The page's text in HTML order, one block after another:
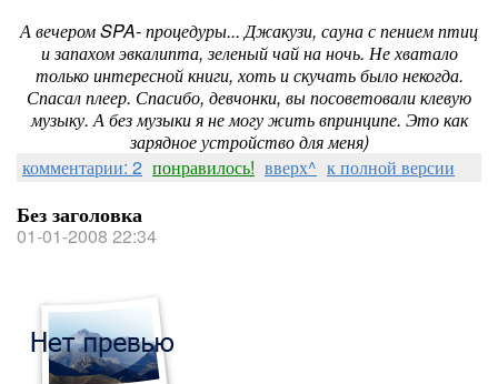
А вечером SPA- процедуры... Джакузи, сауна с пением птиц
и запахом эвкалипта, зеленый чай на ночь. Не хватало
только интересной книги, хоть и скучать было некогда.
Спасал плеер. Спасибо, девчонки, вы посоветовали клевую
музыку. А без музыки я не могу жить впринципе. Это как
зарядное устройство для меня)
комментарии: 2 понравилось! вверх^ к полной версии
Без заголовка
01-01-2008 22:34